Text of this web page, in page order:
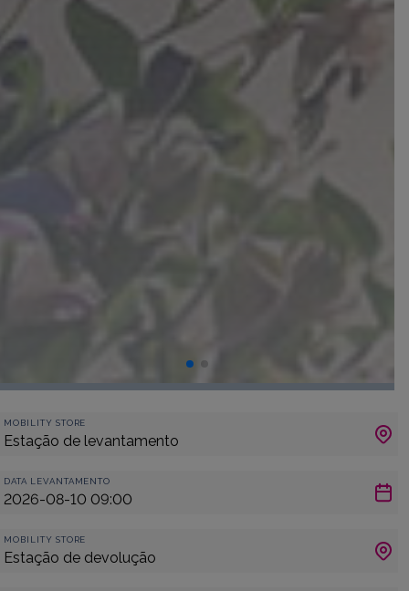
MOBILITY STORE
DATA LEVANTAMENTO
MOBILITY STORE